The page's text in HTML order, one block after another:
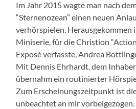
Im Jahr 2015 wagte man nach
“Sternenozean” einen neuen
verhörspielen. Herausgekommen
Miniserie, für die Christion
Exposé verfasste, Andrea
Mit Dennis Ehrhardt, dem
übernahm ein routinierter
Zum Erscheinungszeitpunkt ist
unbeachtet an mir